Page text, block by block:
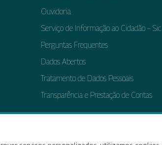
Ouvidoria
Serviço de Informação ao Cidadão – Sic
Perguntas Frequentes
Dados Abertos
Tratamento de Dados Pessoais
Transparência e Prestação de Contas